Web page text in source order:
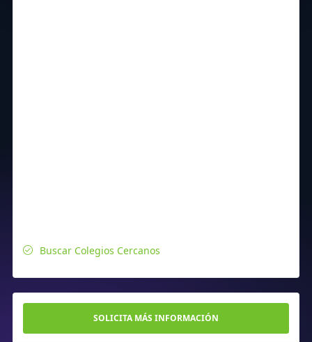
Buscar Colegios Cercanos
SOLICITA MÁS INFORMACIÓN